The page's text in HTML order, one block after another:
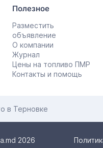
Полезное
Разместить
объявление
О компании
Журнал
Цены на топливо ПМР
Контакты и помощь
в Терновке
2026